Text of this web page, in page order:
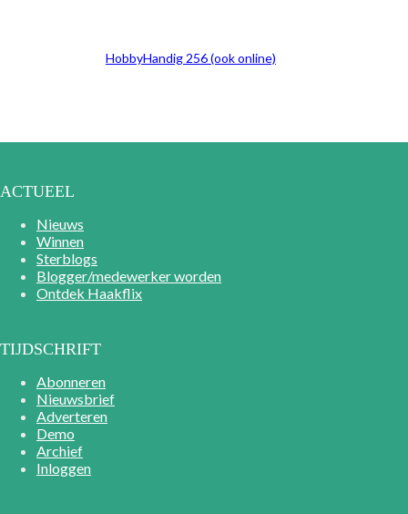
HobbyHandig 256 (ook online)
ACTUEEL
Nieuws
Winnen
Sterblogs
Blogger/medewerker worden
Ontdek Haakflix
TIJDSCHRIFT
Abonneren
Nieuwsbrief
Adverteren
Demo
Archief
Inloggen